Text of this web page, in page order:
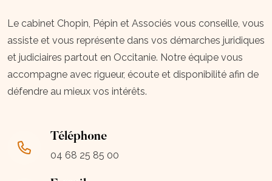
Le cabinet Chopin, Pépin et Associés vous conseille, vous
assiste et vous représente dans vos démarches juridiques
et judiciaires partout en Occitanie. Notre équipe vous
accompagne avec rigueur, écoute et disponibilité afin de
défendre au mieux vos intérêts.
Téléphone
04 68 25 85 00